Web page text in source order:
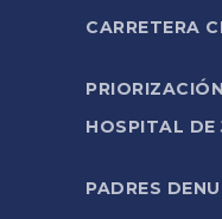
CARRETERA
HOSPITAL DE
PADRES